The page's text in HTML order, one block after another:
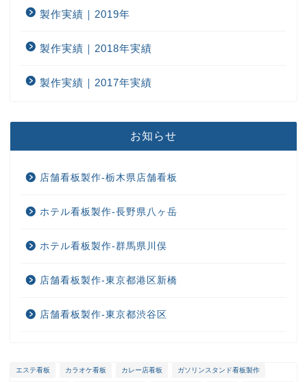
製作実績｜2019年
製作実績｜2018年実績
製作実績｜2017年実績
お知らせ
店舗看板製作-栃木県店舗看板
ホテル看板製作-長野県八ヶ岳
ホテル看板製作-群馬県川俣
店舗看板製作-東京都港区新橋
店舗看板製作-東京都渋谷区
エステ看板 カラオケ看板 カレー店看板 ガソリンスタンド看板製作